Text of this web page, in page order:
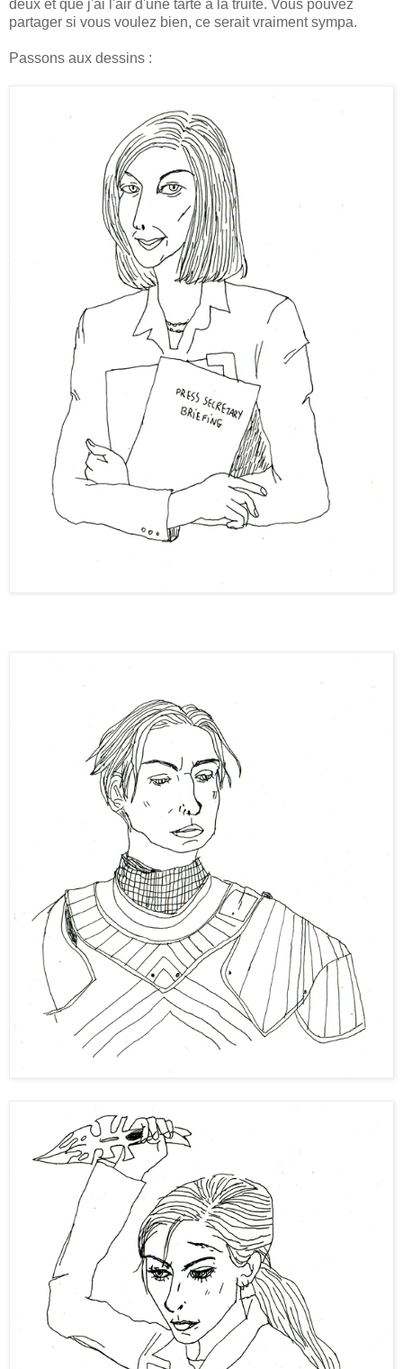
deux et que j'ai l'air d'une tarte à la truite. Vous pouvez
partager si vous voulez bien, ce serait vraiment sympa.
Passons aux dessins :